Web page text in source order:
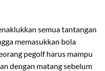
semua tantangan
memasukkan bola
pegolf harus mampu
dengan matang sebelum